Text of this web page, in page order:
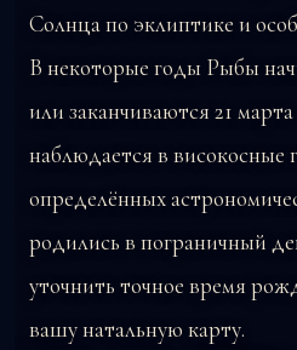
Солнца по эклиптике и
В некоторые годы Рыбы
или заканчиваются 21
наблюдается в високосные
определённых
родились в пограничный
уточнить точное время
вашу натальную карту.